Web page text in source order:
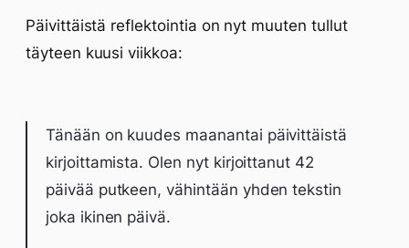
Päivittäistä reflektointia on nyt muuten tullut
täyteen kuusi viikkoa:
Tänään on kuudes maanantai päivittäistä
kirjoittamista. Olen nyt kirjoittanut 42
päivää putkeen, vähintään yhden tekstin
joka ikinen päivä.